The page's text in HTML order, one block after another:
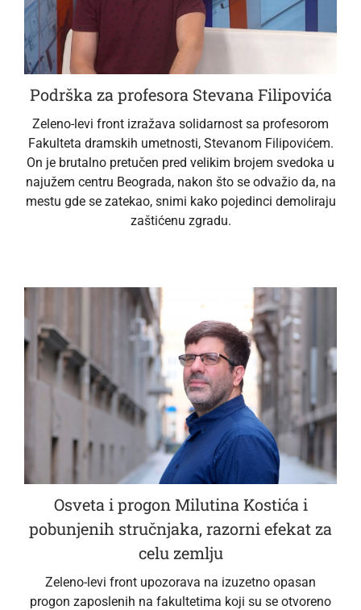
Podrška za profesora Stevana Filipovića
Zeleno-levi front izražava solidarnost sa profesorom
Fakulteta dramskih umetnosti, Stevanom Filipovićem.
On je brutalno pretučen pred velikim brojem svedoka u
najužem centru Beograda, nakon što se odvažio da, na
mestu gde se zatekao, snimi kako pojedinci demoliraju
zaštićenu zgradu.
Osveta i progon Milutina Kostića i
pobunjenih stručnjaka, razorni efekat za
celu zemlju
Zeleno-levi front upozorava na izuzetno opasan
progon zaposlenih na fakultetima koji su se otvoreno